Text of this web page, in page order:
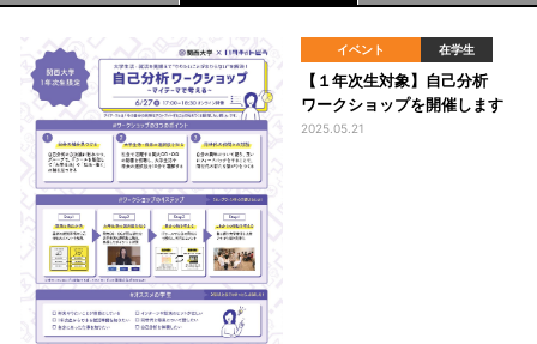
イベント 在学生
【１年次生対象】自己分析
ワークショップを開催します
2025.05.21